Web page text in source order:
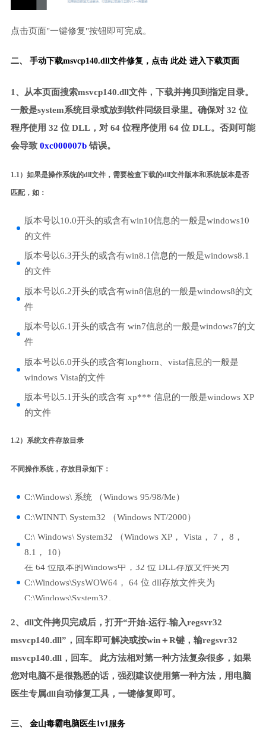
点击页面"一键修复"按钮即可完成。
二、 手动下载msvcp140.dll文件修复， 点击 此处 进入下载页面
1、从本页面搜索msvcp140.dll文件，下载并拷贝到指定目录。
一般是system系统目录或放到软件同级目录里。确保对 32 位
程序使用 32 位 DLL，对 64 位程序使用 64 位 DLL。否则可能
会导致 0xc000007b错误。
1.1）如果是操作系统的dll文件，需要检查下载的dll文件版本和系统版本是否
匹配，如：
版本号以10.0开头的或含有win10信息的一般是windows10
的文件
版本号以6.3开头的或含有win8.1信息的一般是windows8.1
的文件
版本号以6.2开头的或含有win8信息的一般是windows8的文
件
版本号以6.1开头的或含有 win7信息的一般是windows7的文
件
版本号以6.0开头的或含有longhorn、vista信息的一般是
windows Vista的文件
版本号以5.1开头的或含有 xp*** 信息的一般是windows XP
的文件
1.2）系统文件存放目录
不同操作系统，存放目录如下：
C:\Windows\ 系统 （Windows 95/98/Me）
C:\WINNT\ System32 （Windows NT/2000）
C:\ Windows\ System32 （Windows XP， Vista， 7， 8，
8.1， 10）
在 64 位版本的Windows中，32 位 DLL存放文件夹为
C:\Windows\SysWOW64， 64 位 dll存放文件夹为
C:\Windows\System32。
2、dll文件拷贝完成后，打开“开始-运行-输入regsvr32
msvcp140.dll”，回车即可解决或按win＋R键，输regsvr32
msvcp140.dll，回车。 此方法相对第一种方法复杂很多，如果
您对电脑不是很熟悉的话，强烈建议使用第一种方法，用电脑
医生专属dll自动修复工具，一键修复即可。
三、 金山毒霸电脑医生1v1服务